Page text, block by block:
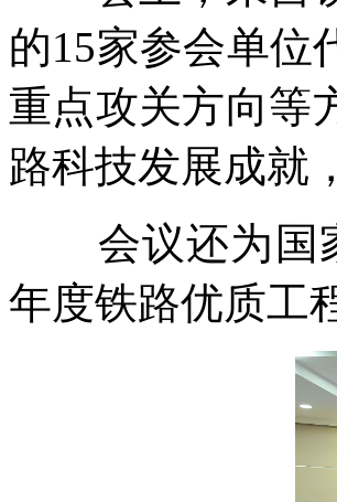
的15家参会单位
重点攻关方向等
路科技发展成就
会议还为国家
年度铁路优质工